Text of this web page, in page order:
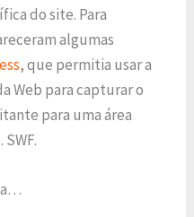
do site. Para
algumas
, que permitia usar a
Web para capturar o
para uma área